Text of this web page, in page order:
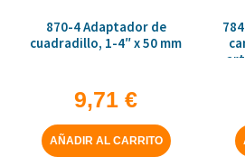
870-4 Adaptador de
cuadradillo, 1-4″ x 50 mm
9,71 €
AÑADIR AL CARRITO